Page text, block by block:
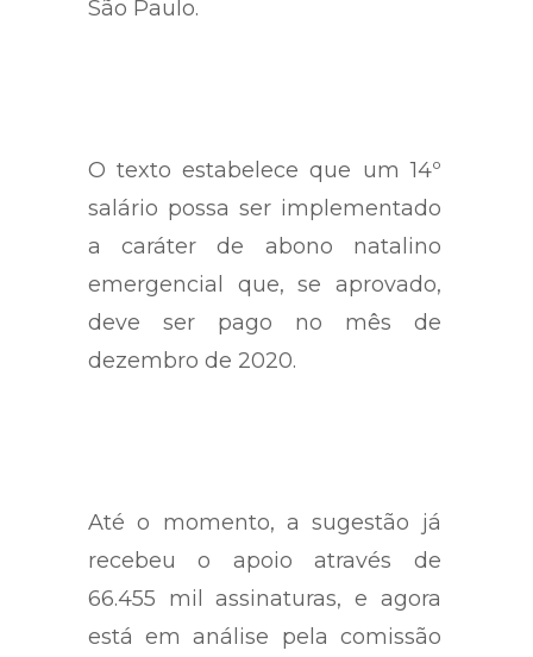
Sandro Gonçalves, do estado de
O texto estabelece que um 14º
salário possa ser implementado
a caráter de abono natalino
emergencial que, se aprovado,
deve ser pago no mês de
Até o momento, a sugestão já
recebeu o apoio através de
66.455 mil assinaturas, e agora